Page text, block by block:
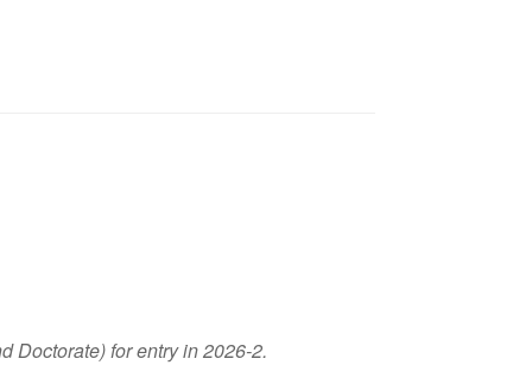
Doctorate) for entry in 2026-2.